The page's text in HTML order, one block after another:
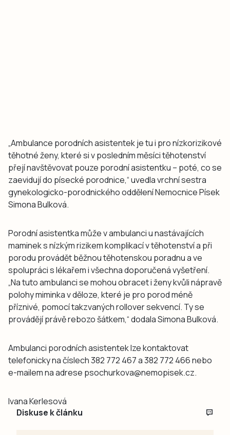
„Ambulance porodních asistentek je tu i pro nízkorizikové
těhotné ženy, které si v posledním měsíci těhotenství
přejí navštěvovat pouze porodní asistentku – poté, co se
zaevidují do písecké porodnice,“ uvedla vrchní sestra
gynekologicko-porodnického oddělení Nemocnice Písek
Simona Bulková.
Porodní asistentka může v ambulanci u nastávajících
maminek s nízkým rizikem komplikací v těhotenství a při
porodu provádět běžnou těhotenskou poradnu a ve
spolupráci s lékařem i všechna doporučená vyšetření.
„Na tuto ambulanci se mohou obracet i ženy kvůli nápravě
polohy miminka v děloze, které je pro porod méně
příznivé, pomocí takzvaných rollover sekvencí. Ty se
provádějí právě rebozo šátkem,“ dodala Simona Bulková.
Ambulanci porodních asistentek lze kontaktovat
telefonicky na číslech 382 772 467 a 382 772 466 nebo
e-mailem na adrese psochurkova@nemopisek.cz.
Ivana Kerlesová
Diskuse k článku